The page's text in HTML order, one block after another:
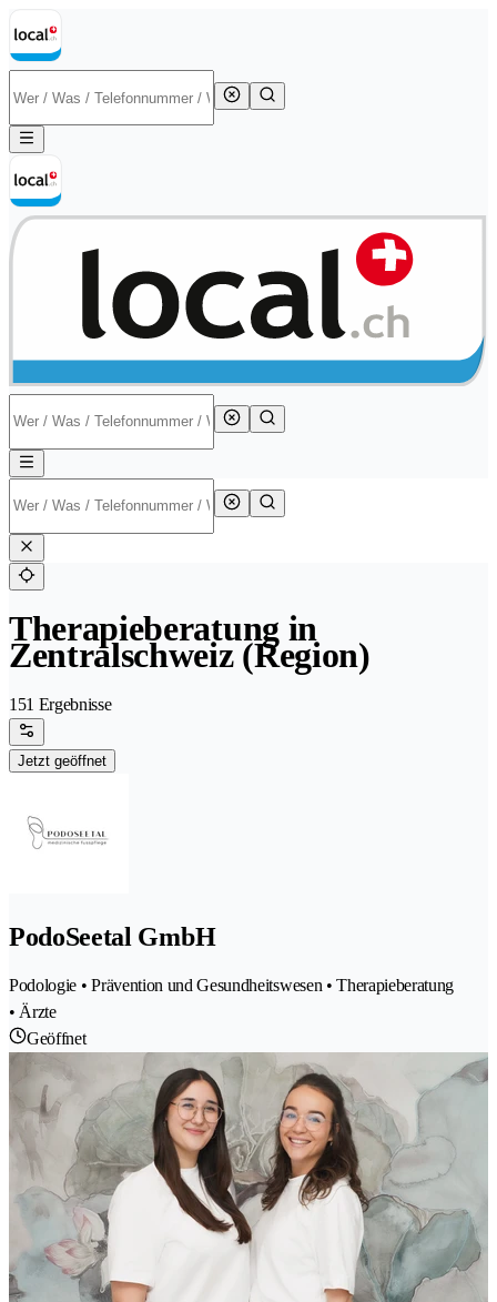
Therapieberatung in
Zentralschweiz (Region)
151 Ergebnisse
Jetzt geöffnet
PodoSeetal GmbH
Podologie • Prävention und Gesundheitswesen • Therapieberatung
• Ärzte
Geöffnet